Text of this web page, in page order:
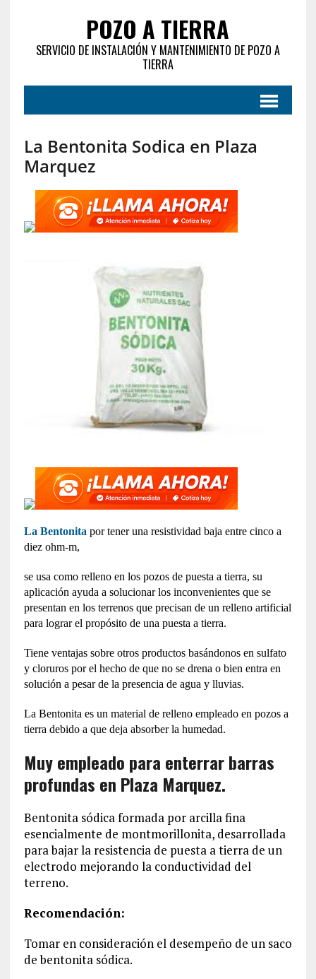
POZO A TIERRA
SERVICIO DE INSTALACIÓN Y MANTENIMIENTO DE POZO A
TIERRA
La Bentonita Sodica en Plaza
Marquez
La Bentonita por tener una resistividad baja entre cinco a
diez ohm-m,
se usa como relleno en los pozos de puesta a tierra, su
aplicación ayuda a solucionar los inconvenientes que se
presentan en los terrenos que precisan de un relleno artificial
para lograr el propósito de una puesta a tierra.
Tiene ventajas sobre otros productos basándonos en sulfato
y cloruros por el hecho de que no se drena o bien entra en
solución a pesar de la presencia de agua y lluvias.
La Bentonita es un material de relleno empleado en pozos a
tierra debido a que deja absorber la humedad.
Muy empleado para enterrar barras
profundas en Plaza Marquez.
Bentonita sódica formada por arcilla fina
esencialmente de montmorillonita, desarrollada
para bajar la resistencia de puesta a tierra de un
electrodo mejorando la conductividad del
terreno.
Recomendación:
Tomar en consideración el desempeño de un saco
de bentonita sódica.